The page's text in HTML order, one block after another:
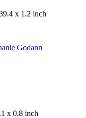
x 1.2 inch
x 0.8 inch